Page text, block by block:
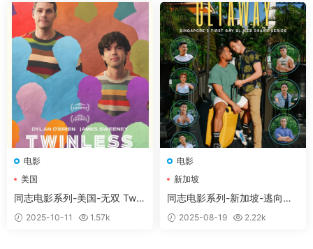
如果有疑问可联系微信客服：tianyouwuwang
【百度网盘不限速下载工具】 提供了方法和工具，
具体需要您花点时间研究下
https://bearfauna.com/geleiyouyongdegongjurua
njian/
电影
美国
同志电影系列-美国-无双 Twinl
ess (2025)
2025-10-11 1.57k
电影
新加坡
同志电影系列-新加坡-逃向真
心 Getaway (2022)
2025-08-19 2.22k